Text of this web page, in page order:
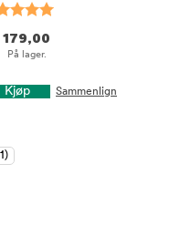
179,00
På lager.
Kjøp Sammenlign